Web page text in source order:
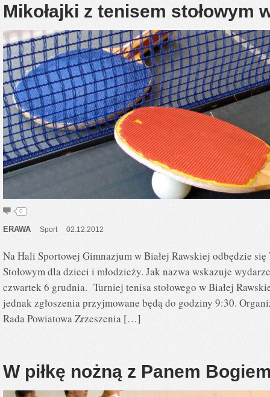
Mikołajki z tenisem stołowym
0
ERAWA Sport 02.12.2012
Na Hali Sportowej Gimnazjum w Białej Rawskiej odbędzie
Stołowym dla dzieci i młodzieży. Jak nazwa wskazuje
czwartek 6 grudnia. Turniej tenisa stołowego w Białej
jednak zgłoszenia przyjmowane będą do godziny 9:30.
Rada Powiatowa Zrzeszenia […]
W piłkę nożną z Panem